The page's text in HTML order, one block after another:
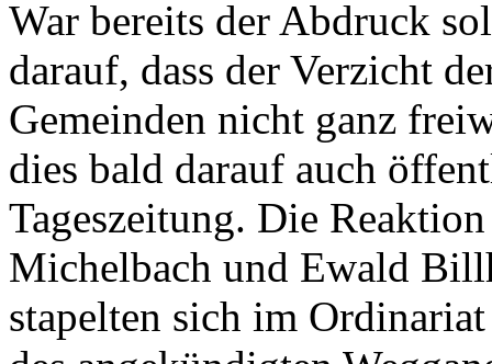
War bereits der Abdruck
darauf, dass der Verzicht
Gemeinden nicht ganz
dies bald darauf auch
Tageszeitung. Die
Michelbach und Ewald
stapelten sich im